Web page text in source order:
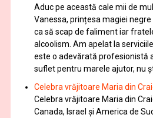
Aduc pe această cale mii de
Vanessa, prințesa magiei
ca să scap de faliment iar
alcoolism. Am apelat la
este o adevărată profesionistă
suflet pentru marele ajutor, nu
Celebra vrăjitoare Maria din
Celebra vrăjitoare Maria din
Canada, Israel şi America de